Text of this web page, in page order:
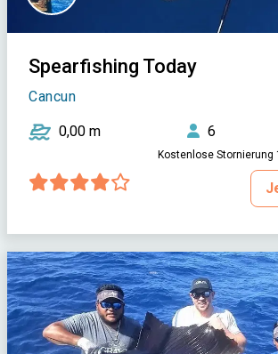
Spearfishing Today
Cancun
0,00 m 6
Kostenlose Stornierung